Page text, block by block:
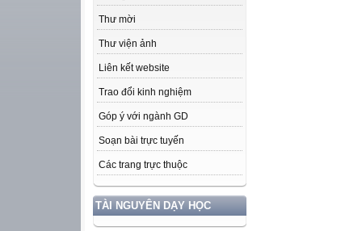
Thư mời
Thư viện ảnh
Liên kết website
Trao đổi kinh nghiệm
Góp ý với ngành GD
Soạn bài trực tuyến
Các trang trực thuộc
TÀI NGUYÊN DẠY HỌC